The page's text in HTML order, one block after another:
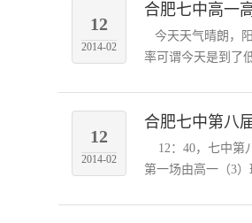
12
2014-02
合肥七中高一
今天天气晴朗，
率可谓今天是到了
12
2014-02
合肥七中第八
12：40，七中第
第一场由高一（3